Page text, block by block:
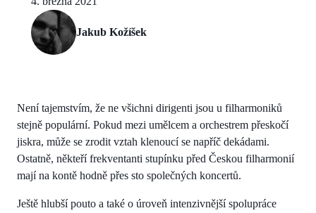
Jakub Kožíšek
Není tajemstvím, že ne všichni dirigenti jsou u filharmoniků
stejně populární. Pokud mezi umělcem a orchestrem přeskočí
jiskra, může se zrodit vztah klenoucí se napříč dekádami.
Ostatně, někteří frekventanti stupínku před Českou filharmonií
mají na kontě hodně přes sto společných koncertů.
Ještě hlubší pouto a také o úroveň intenzivnější spolupráce